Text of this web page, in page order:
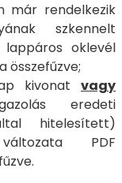
már rendelkezik
szkennelt
oklevél
összefűzve;
kivonat vagy
eredeti
hitelesített)
PDF